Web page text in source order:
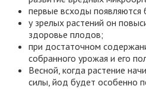
первые всходы появляются
у зрелых растений он
здоровье плодов;
при достаточном
собранного урожая и его
Весной, когда растение
силы, йод будет особенно